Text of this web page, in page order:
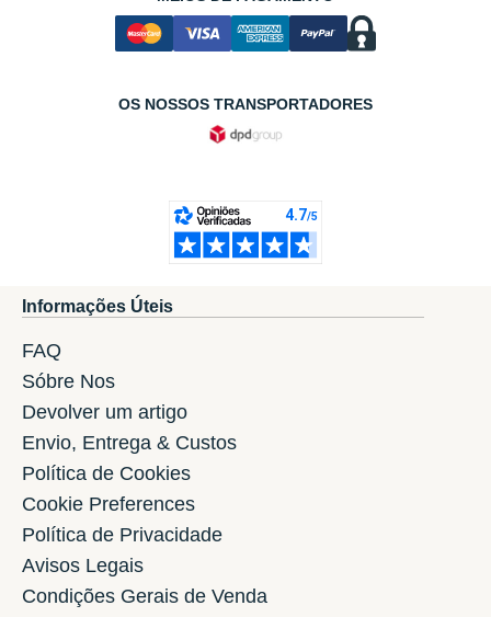
OS NOSSOS TRANSPORTADORES
Informações Úteis
FAQ
Sóbre Nos
Devolver um artigo
Envio, Entrega & Custos
Política de Cookies
Cookie Preferences
Política de Privacidade
Avisos Legais
Condições Gerais de Venda